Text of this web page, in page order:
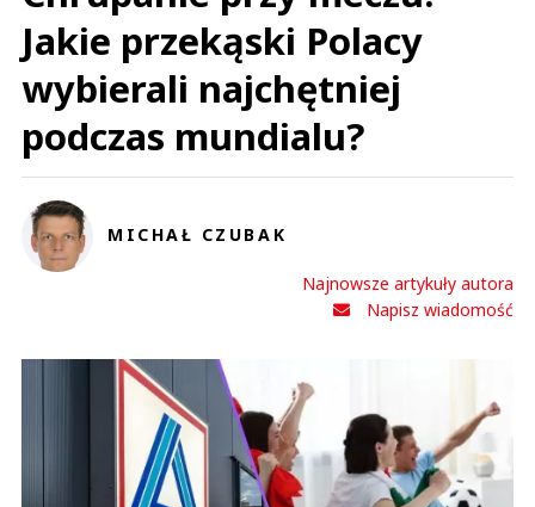
Jacek
1
Annia Grabi
This comment was minimized by the moderator on the site
1
1
Jakie przekąski Polacy
wybierali najchętniej
podczas mundialu?
MICHAŁ CZUBAK
Najnowsze artykuły autora
Napisz wiadomość